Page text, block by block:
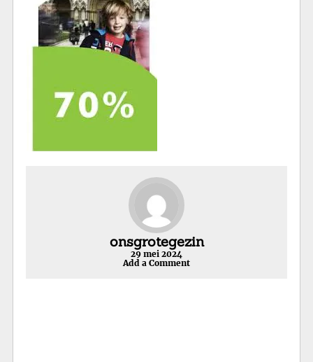
onsgrotegezin
29 mei 2024
Add a Comment